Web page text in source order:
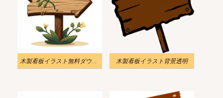
木製看板イラスト無料ダウンロード6 木製看板イラスト背景透明